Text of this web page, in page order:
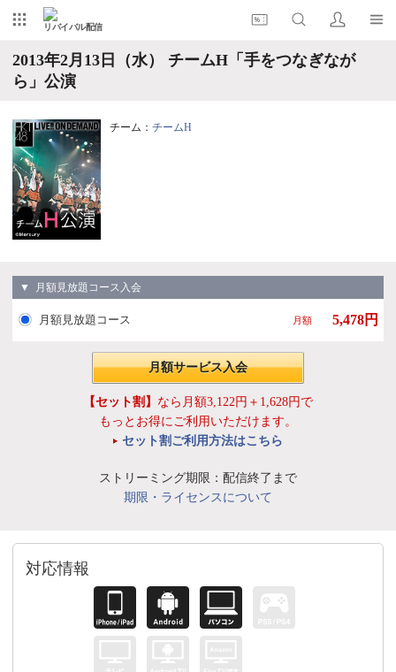
リバイバル配信
2013年2月13日（水） チームH「手をつなぎなが
ら」公演
チーム： チームH
▼ 月額見放題コース入会
月額見放題コース 月額 5,478円
月額サービス入会
【セット割】 なら月額3,122円＋1,628円で
もっとお得にご利用いただけます。
セット割ご利用方法はこちら
ストリーミング期限：配信終了まで
期限・ライセンスについて
対応情報